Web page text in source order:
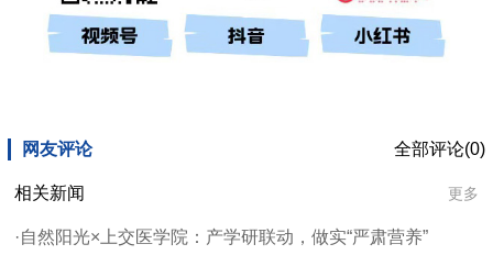
网友评论 全部评论(0)
相关新闻 更多
·自然阳光×上交医学院：产学研联动，做实“严肃营养”